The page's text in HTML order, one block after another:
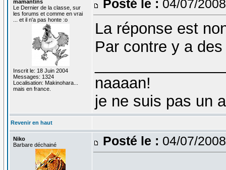
mamantins
Le Dernier de la classe, sur
les forums et comme en vrai
... et il n'a pas honte :o
Inscrit le: 18 Juin 2004
Messages: 1324
Localisation: Makinohara...
mais en france.
Posté le : 04/07/
La réponse est
Par contre y a
naaaan!
je ne suis pas un
Revenir en haut
Niko
Barbare déchainé
Posté le : 04/07/